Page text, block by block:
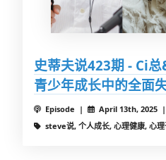
史蒂夫说423期 - Ci
青少年成长中的全面
Episode | April 13th, 2025 |
steve说, 个人成长, 心理健康, 心